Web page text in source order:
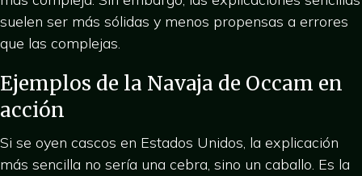
suelen ser más sólidas y menos propensas a errores
que las complejas.
Ejemplos de la Navaja de Occam en
acción
Si se oyen cascos en Estados Unidos, la explicación
más sencilla no sería una cebra, sino un caballo. Es la